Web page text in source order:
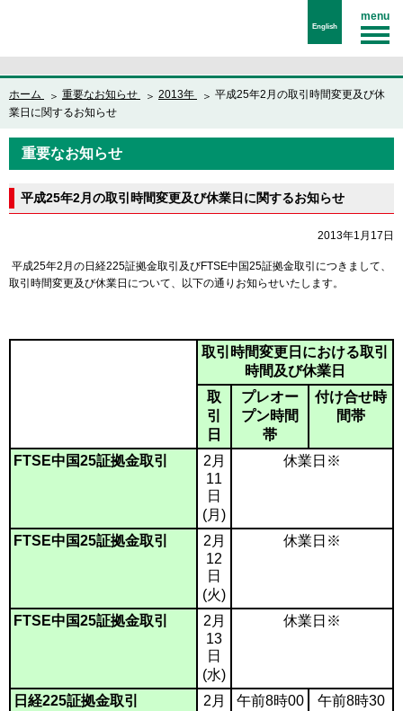
English
ホーム 重要なお知らせ 2013年
平成25年2月の取引時間変更及び休
業日に関するお知らせ
重要なお知らせ
平成25年2月の取引時間変更及び休業日に関するお知らせ
2013年1月17日
平成25年2月の日経225証拠金取引及びFTSE中国25証拠金取引につきまして、
取引時間変更及び休業日について、以下の通りお知らせいたします。
取引時間変更日における取引
時間及び休業日
取
引
日
プレオー
プン時間
帯
付け合せ時
間帯
FTSE中国25証拠金取引
2月
11
日
(月)
休業日※
FTSE中国25証拠金取引
2月
12
日
(火)
休業日※
FTSE中国25証拠金取引
2月
13
日
(水)
休業日※
日経225証拠金取引
2月
午前8時00
午前8時30
menu